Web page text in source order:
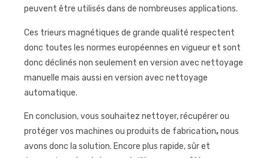
peuvent être utilisés dans de nombreuses applications.
Ces trieurs magnétiques de grande qualité respectent
donc toutes les normes européennes en vigueur et sont
donc déclinés non seulement en version avec nettoyage
manuelle mais aussi en version avec nettoyage
automatique.
En conclusion, vous souhaitez nettoyer, récupérer ou
protéger vos machines ou produits de fabrication,nous
avons donc la solution. Encore plus rapide, sûr et